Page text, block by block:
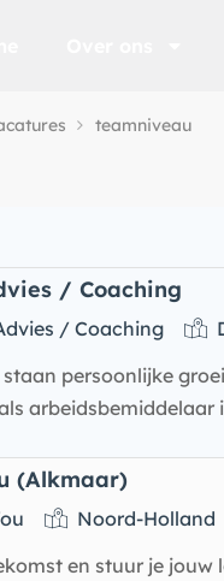
teamniveau
/ Coaching
/ Coaching
persoonlijke
(Alkmaar)
Noord-Holland
en stuur je